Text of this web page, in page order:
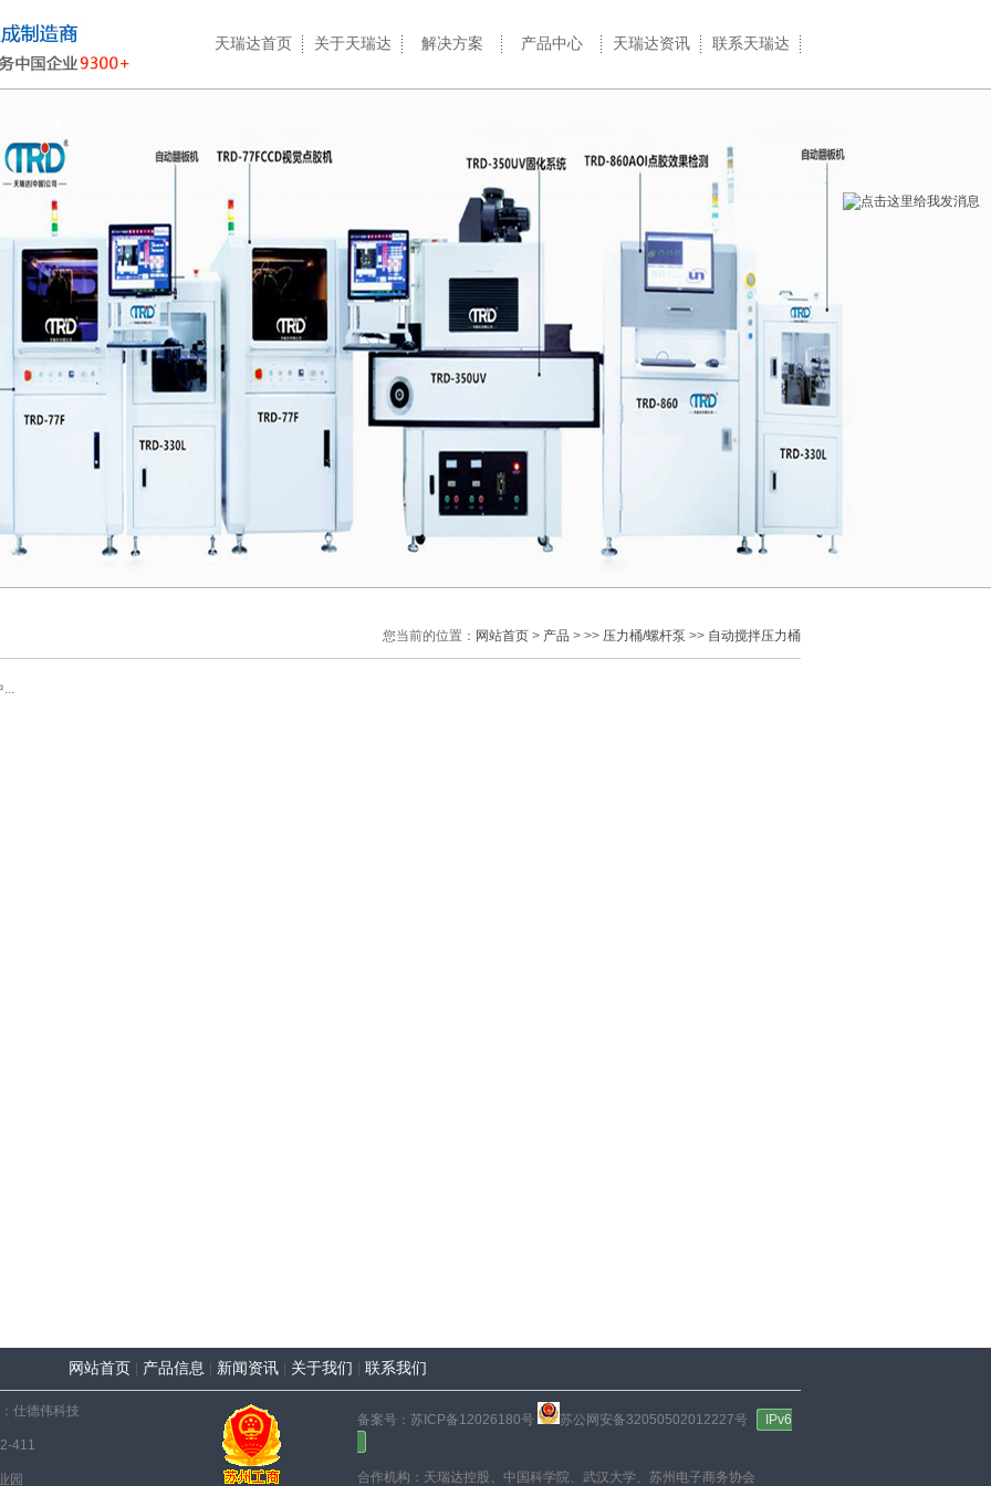
天瑞达首页 关于天瑞达 解决方案 产品中心 天瑞达资讯 联系天瑞达
您当前的位置： 网站首页 > 产品 > >> 压力桶/螺杆泵 >> 自动搅拌压力桶
...
网站首页 产品信息 新闻资讯 关于我们 联系我们
仕德伟科技
411
园
备案号：苏ICP备12026180号 苏公网安备32050502012227号 IPv6
合作机构：天瑞达控股、中国科学院、武汉大学、苏州电子商务协会